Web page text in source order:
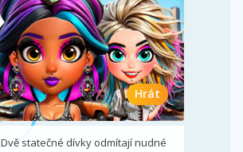
Hrát
Dvě statečné dívky odmítají nudné